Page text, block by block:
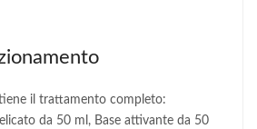
il trattamento completo:
da 50 ml, Base attivante da 50